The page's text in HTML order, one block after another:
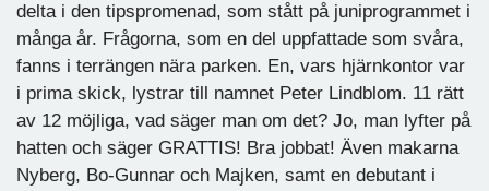
delta i den tipspromenad, som stått på juniprogrammet i
många år. Frågorna, som en del uppfattade som svåra,
fanns i terrängen nära parken. En, vars hjärnkontor var
i prima skick, lystrar till namnet Peter Lindblom. 11 rätt
av 12 möjliga, vad säger man om det? Jo, man lyfter på
hatten och säger GRATTIS! Bra jobbat! Även makarna
Nyberg, Bo-Gunnar och Majken, samt en debutant i